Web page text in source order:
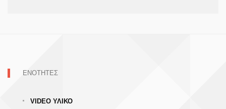
ΕΝΟΤΗΤΕΣ
VIDEO ΥΛΙΚΟ